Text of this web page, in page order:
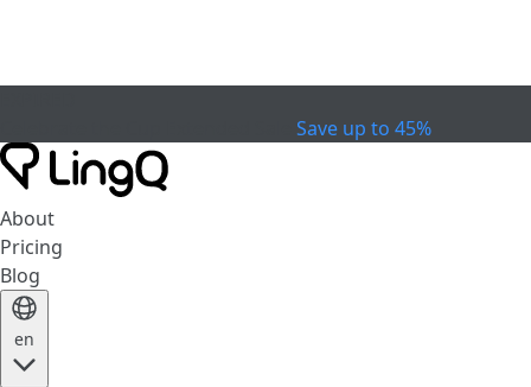
Save up to 45%
About
Pricing
Blog
en